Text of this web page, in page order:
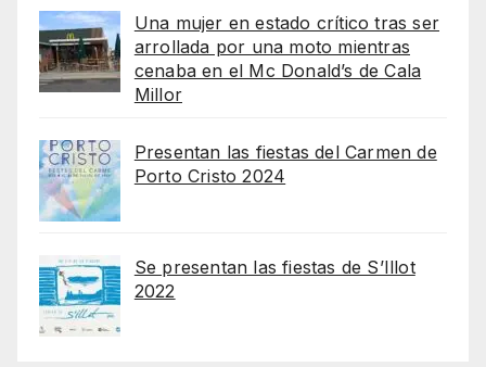
Una mujer en estado crítico tras ser
arrollada por una moto mientras
cenaba en el Mc Donald’s de Cala
Millor
Presentan las fiestas del Carmen de
Porto Cristo 2024
Se presentan las fiestas de S’Illot
2022